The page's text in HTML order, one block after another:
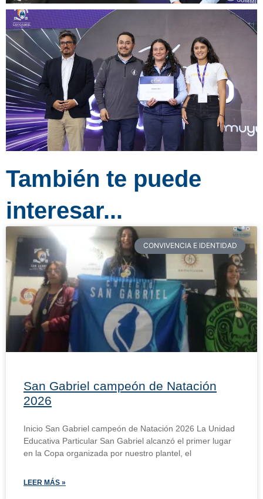
También te puede
interesar...
CONVIVENCIA E IDENTIDAD
San Gabriel campeón de Natación
2026
Inicio San Gabriel campeón de Natación 2026 La Unidad
Educativa Particular San Gabriel alcanzó el primer lugar
en la Copa organizada por nuestro plantel, el
LEER MÁS »